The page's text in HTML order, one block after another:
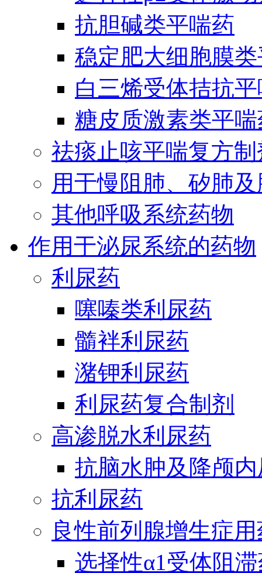
抗胆碱类平喘药
稳定肥大细胞膜
白三烯受体拮抗
糖皮质激素类平
祛痰止咳平喘复方制
用于慢阻肺、矽肺
其他呼吸系统药物
作用于泌尿系统的药物
利尿药
噻嗪类利尿药
髓袢利尿药
潴钾利尿药
利尿药复合制剂
高渗脱水利尿药
抗脑水肿及降颅
抗利尿药
良性前列腺增生症
选择性α1受体阻